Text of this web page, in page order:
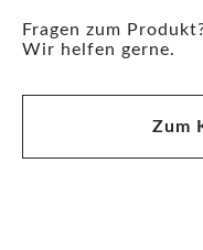
Fragen zum
Wir helfen gerne.
Zum